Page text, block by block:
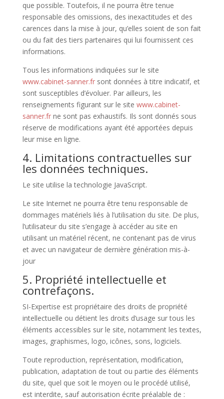
que possible. Toutefois, il ne pourra être tenue
responsable des omissions, des inexactitudes et des
carences dans la mise à jour, qu’elles soient de son fait
ou du fait des tiers partenaires qui lui fournissent ces
informations.
Tous les informations indiquées sur le site
www.cabinet-sanner.frsont données à titre indicatif, et
sont susceptibles d’évoluer. Par ailleurs, les
renseignements figurant sur le site www.cabinet-
sanner.frne sont pas exhaustifs. Ils sont donnés sous
réserve de modifications ayant été apportées depuis
leur mise en ligne.
4. Limitations contractuelles sur
les données techniques.
Le site utilise la technologie JavaScript.
Le site Internet ne pourra être tenu responsable de
dommages matériels liés à l’utilisation du site. De plus,
l’utilisateur du site s’engage à accéder au site en
utilisant un matériel récent, ne contenant pas de virus
et avec un navigateur de dernière génération mis-à-
jour
5. Propriété intellectuelle et
contrefaçons.
SI-Expertise est propriétaire des droits de propriété
intellectuelle ou détient les droits d’usage sur tous les
éléments accessibles sur le site, notamment les textes,
images, graphismes, logo, icônes, sons, logiciels.
Toute reproduction, représentation, modification,
publication, adaptation de tout ou partie des éléments
du site, quel que soit le moyen ou le procédé utilisé,
est interdite, sauf autorisation écrite préalable de :